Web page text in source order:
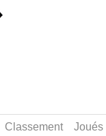
Classement Joués